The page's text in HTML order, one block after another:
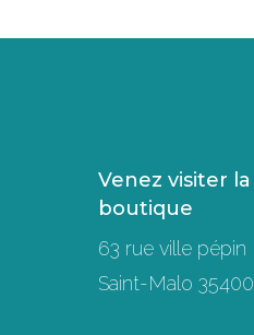
Venez visiter la
boutique
63 rue ville pépin
Saint-Malo 35400